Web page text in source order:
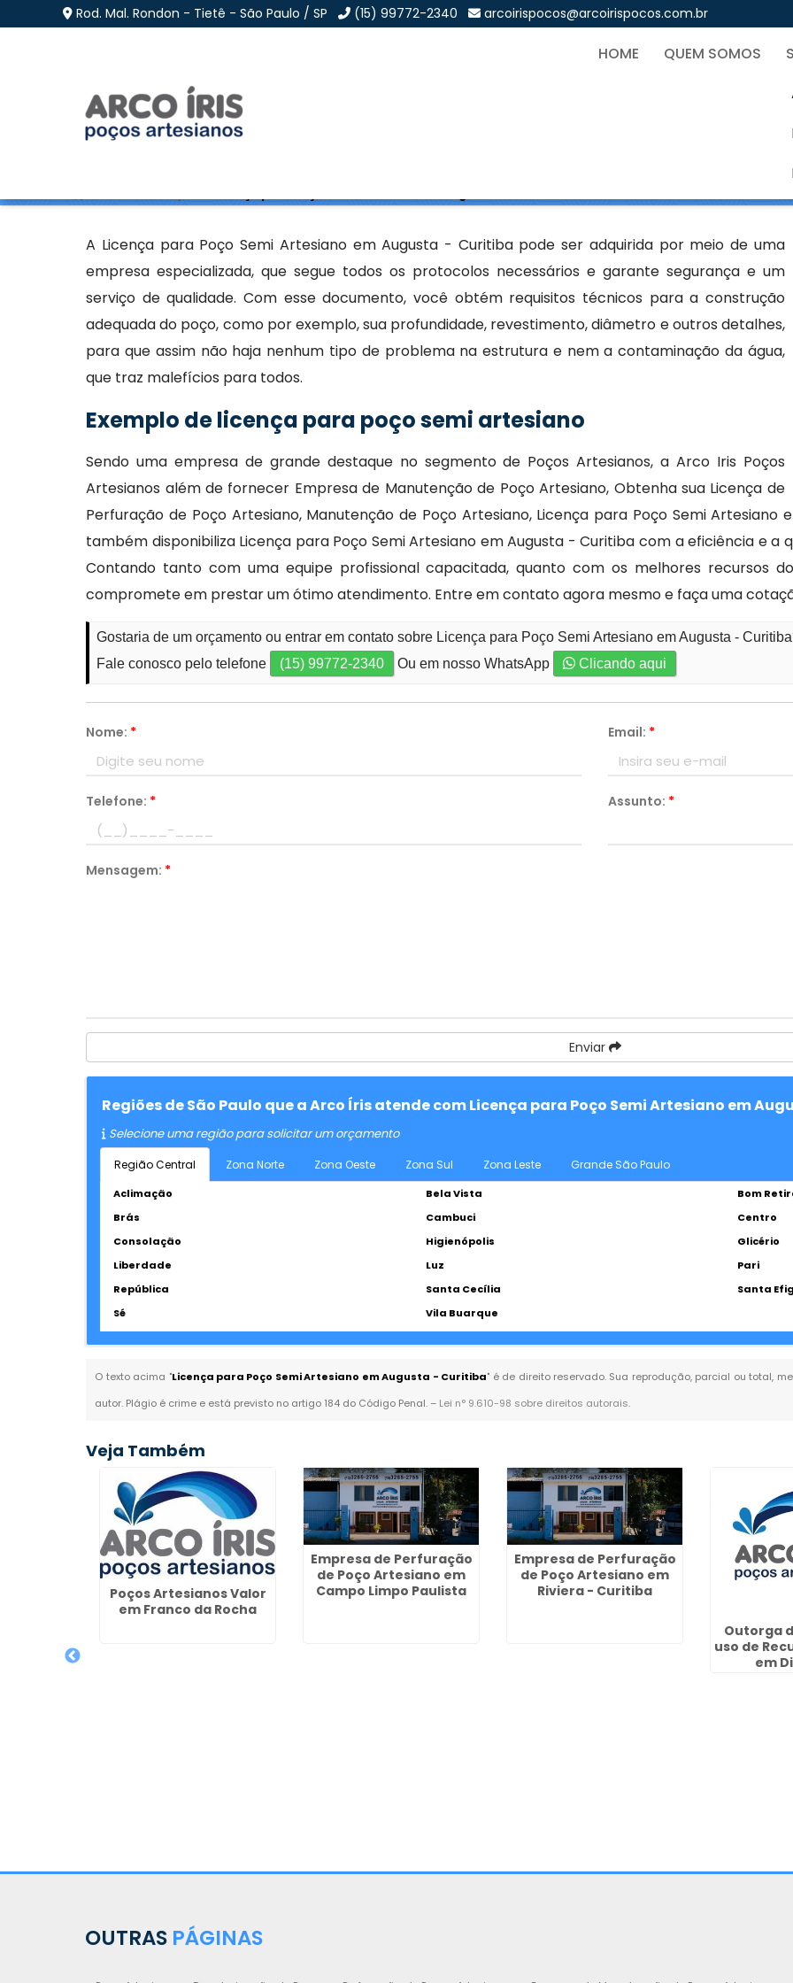
Rod. Mal. Rondon - Tietê - São Paulo / SP (15) 99772-2340 arcoirispocos@arcoirispocos.com.br
HOME QUEM SOMOS
Licença para Poço Semi Artesiano em Augusta -
A Licença para Poço Semi Artesiano em Augusta - Curitiba pode ser adquirida por meio de uma
empresa especializada, que segue todos os protocolos necessários e garante segurança e um
serviço de qualidade. Com esse documento, você obtém requisitos técnicos para a construção
adequada do poço, como por exemplo, sua profundidade, revestimento, diâmetro e outros detalhes,
para que assim não haja nenhum tipo de problema na estrutura e nem a contaminação da água,
que traz malefícios para todos.
Exemplo de licença para poço semi artesiano
Sendo uma empresa de grande destaque no segmento de Poços Artesianos, a Arco Iris Poços
Artesianos além de fornecer Empresa de Manutenção de Poço Artesiano, Obtenha sua Licença de
Perfuração de Poço Artesiano, Manutenção de Poço Artesiano, Licença para Poço Semi Artesiano
também disponibiliza Licença para Poço Semi Artesiano em Augusta - Curitiba com a eficiência e a
Contando tanto com uma equipe profissional capacitada, quanto com os melhores recursos
compromete em prestar um ótimo atendimento. Entre em contato agora mesmo e faça uma
Gostaria de um orçamento ou entrar em contato sobre Licença para Poço Semi Artesiano em Augusta -
Fale conosco pelo telefone
(15) 99772-2340 Ou em nosso WhatsApp Clicando aqui
Nome: * Email: *
Telefone: * Assunto: *
Mensagem: *
Enviar
Regiões de São Paulo que a Arco Íris atende com Licença para Poço Semi Artesiano em
Selecione uma região para solicitar um orçamento
Região Central Zona Norte Zona Oeste Zona Sul Zona Leste Grande São Paulo
Aclimação Bela Vista
Bom
Brás
Cambuci
Centro
Consolação
Higienópolis
Glicério
Liberdade
Luz
Pari
República
Santa Cecília
Santa
Sé
Vila Buarque
O texto acima "Licença para Poço Semi Artesiano em Augusta - Curitiba" é de direito reservado. Sua reprodução, parcial ou total,
autor. Plágio é crime e está previsto no artigo 184 do Código Penal. – Lei n° 9.610-98 sobre direitos autorais.
Veja Também
Poços Artesianos Valor
em Franco da Rocha
Empresa de Perfuração
de Poço Artesiano em
Campo Limpo Paulista
Empresa de Perfuração
de Poço Artesiano em
Riviera - Curitiba
Outorga
uso de
em
OUTRAS PÁGINAS